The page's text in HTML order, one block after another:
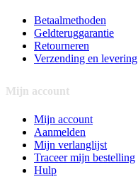
Betaalmethoden
Geldteruggarantie
Retourneren
Verzending en levering
Mijn account
Mijn account
Aanmelden
Mijn verlanglijst
Traceer mijn bestelling
Hulp